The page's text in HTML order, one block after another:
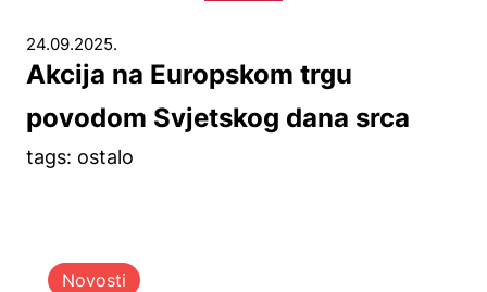
24.09.2025.
Akcija na Europskom trgu
povodom Svjetskog dana srca
tags: ostalo
Novosti